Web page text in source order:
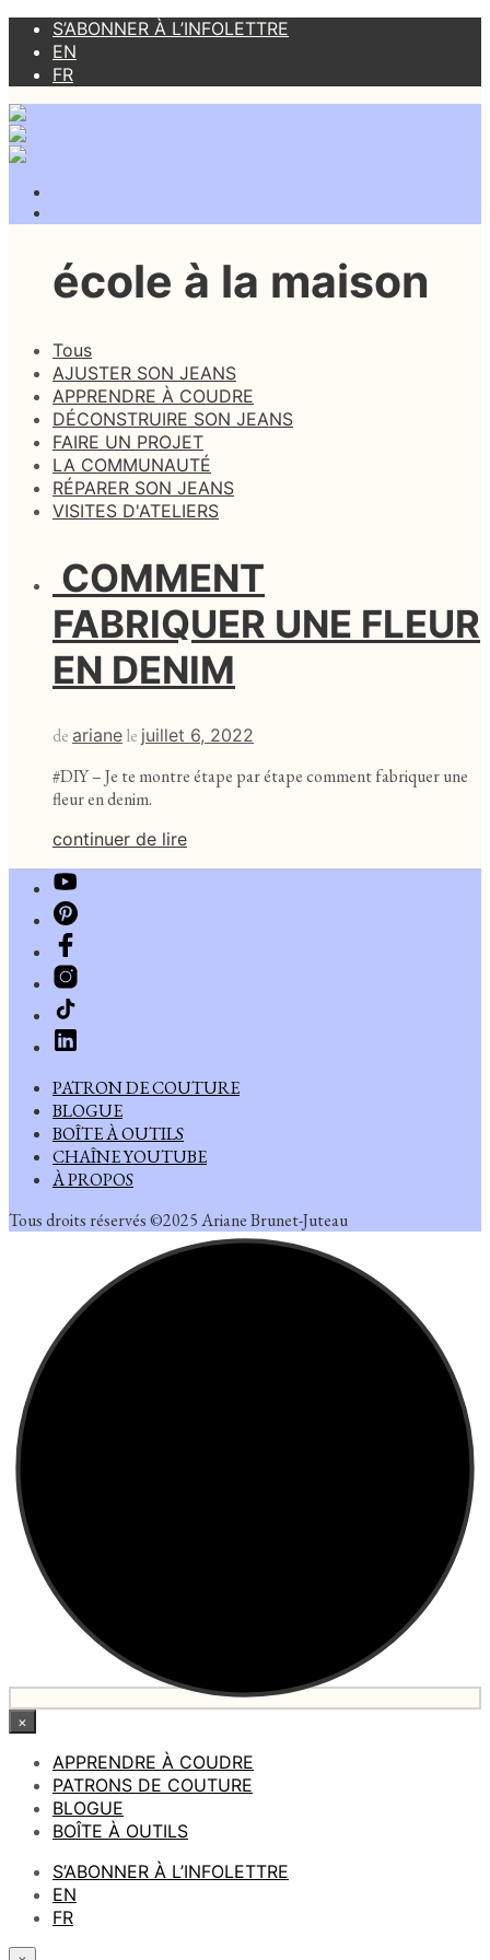
S’ABONNER À L’INFOLETTRE
EN
FR
école à la maison
Tous
AJUSTER SON JEANS
APPRENDRE À COUDRE
DÉCONSTRUIRE SON JEANS
FAIRE UN PROJET
LA COMMUNAUTÉ
RÉPARER SON JEANS
VISITES D'ATELIERS
COMMENT
FABRIQUER UNE FLEUR
EN DENIM
de ariane le juillet 6, 2022
#DIY – Je te montre étape par étape comment fabriquer une
fleur en denim.
continuer de lire
PATRON DE COUTURE
BLOGUE
BOÎTE À OUTILS
CHAÎNE YOUTUBE
À PROPOS
Tous droits réservés ©2025 Ariane Brunet-Juteau
×
APPRENDRE À COUDRE
PATRONS DE COUTURE
BLOGUE
BOÎTE À OUTILS
S’ABONNER À L’INFOLETTRE
EN
FR